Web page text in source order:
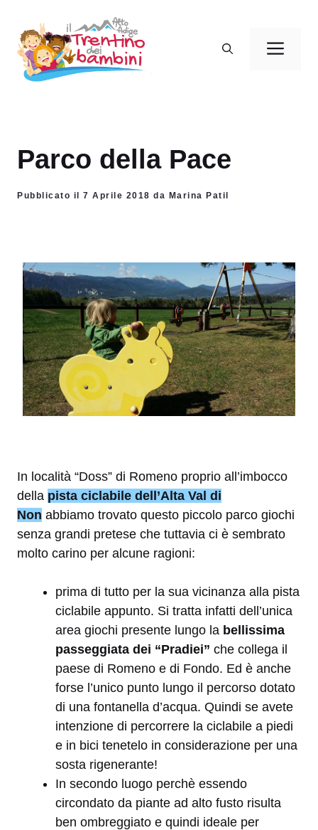
contenuto
Parco della Pace
Pubblicato il 7 Aprile 2018 da Marina Patil
In località “Doss” di Romeno proprio all’imbocco
della pista ciclabile dell’Alta Val di
Non abbiamo trovato questo piccolo parco giochi
senza grandi pretese che tuttavia ci è sembrato
molto carino per alcune ragioni:
prima di tutto per la sua vicinanza alla pista
ciclabile appunto. Si tratta infatti dell’unica
area giochi presente lungo la bellissima
passeggiata dei “Pradiei” che collega il
paese di Romeno e di Fondo. Ed è anche
forse l’unico punto lungo il percorso dotato
di una fontanella d’acqua. Quindi se avete
intenzione di percorrere la ciclabile a piedi
e in bici tenetelo in considerazione per una
sosta rigenerante!
In secondo luogo perchè essendo
circondato da piante ad alto fusto risulta
ben ombreggiato e quindi ideale per